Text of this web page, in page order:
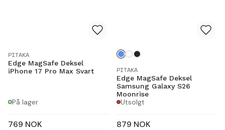
PITAKA
Edge MagSafe Deksel
iPhone 17 Pro Max Svart
På lager
769 NOK
PITAKA
Edge MagSafe Deksel
Samsung Galaxy S26
Moonrise
Utsolgt
879 NOK